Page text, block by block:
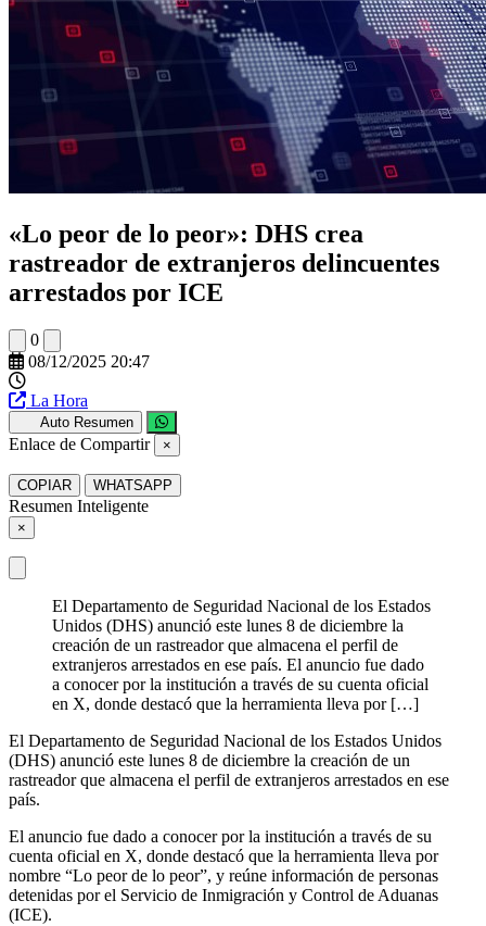
«Lo peor de lo peor»: DHS crea
rastreador de extranjeros delincuentes
arrestados por ICE
0
08/12/2025 20:47
La Hora
Auto Resumen
Enlace de Compartir ×
COPIAR WHATSAPP
Resumen Inteligente
×
El Departamento de Seguridad Nacional de los Estados
Unidos (DHS) anunció este lunes 8 de diciembre la
creación de un rastreador que almacena el perfil de
extranjeros arrestados en ese país. El anuncio fue dado
a conocer por la institución a través de su cuenta oficial
en X, donde destacó que la herramienta lleva por […]
El Departamento de Seguridad Nacional de los Estados Unidos
(DHS) anunció este lunes 8 de diciembre la creación de un
rastreador que almacena el perfil de extranjeros arrestados en ese
país.
El anuncio fue dado a conocer por la institución a través de su
cuenta oficial en X, donde destacó que la herramienta lleva por
nombre “Lo peor de lo peor”, y reúne información de personas
detenidas por el Servicio de Inmigración y Control de Aduanas
(ICE).